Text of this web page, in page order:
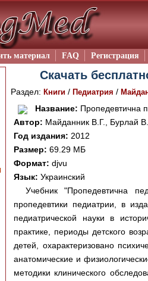
материал FAQ Регистрация
Скачать
Раздел: Книги / Педиатрия /
Название: Пропедевтична
Автор: Майданник В.Г., Бурлай
Год издания: 2012
Размер: 69.29 МБ
Формат: djvu
Язык: Украинский
Учебник "Пропедевтична
пропедевтики педиатрии, в
педиатрической науки в
практике, периоды детского
детей, охарактеризовано
анатомические и
методики клинического